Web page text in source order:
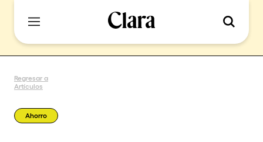
Regresar a
Artículos
Ahorro